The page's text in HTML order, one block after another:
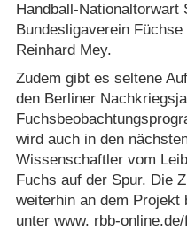
Handball-
Bundesligaverein
Reinhard Mey.
Zudem gibt es seltene
den Berliner
wird auch in den
Wissenschaftler vom
Fuchs auf der Spur. Die
weiterhin an dem Projekt
unter www. rbb-